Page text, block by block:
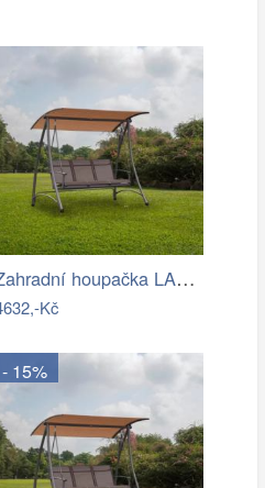
Zahradní houpačka LAMIA Tempo Kondela
Kč
- 15%